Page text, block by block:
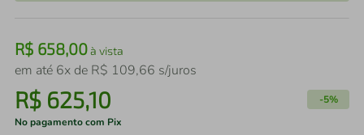
R$ 658,00à vista
em até 6x de R$ 109,66 s/juros
R$ 625,10 -5%
No pagamento com Pix